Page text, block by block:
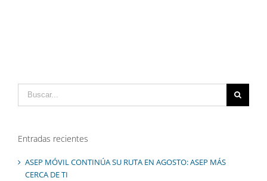
Buscar:
Entradas recientes
ASEP MÓVIL CONTINÚA SU RUTA EN AGOSTO: ASEP MÁS
CERCA DE TI